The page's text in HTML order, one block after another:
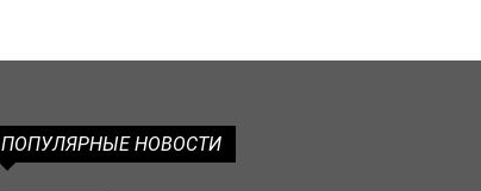
ПОПУЛЯРНЫЕ НОВОСТИ